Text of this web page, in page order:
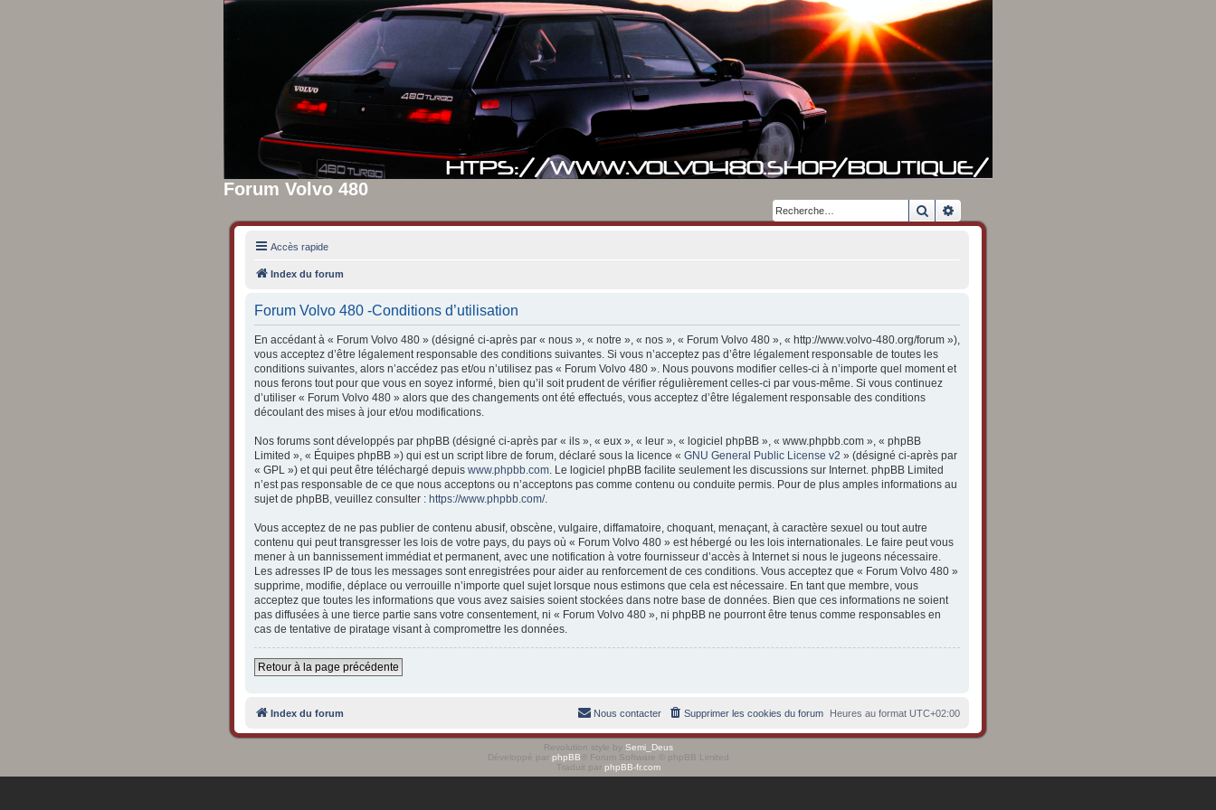
Forum Volvo 480
Rechercher
Accès rapide
Index du forum
Forum Volvo 480 -Conditions d’utilisation
En accédant à « Forum Volvo 480 » (désigné ci-après par « nous », « notre », « nos », « Forum Volvo 480 », « http://www.volvo-480.org/forum »),
vous acceptez d’être légalement responsable des conditions suivantes. Si vous n’acceptez pas d’être légalement responsable de toutes les
conditions suivantes, alors n’accédez pas et/ou n’utilisez pas « Forum Volvo 480 ». Nous pouvons modifier celles-ci à n’importe quel moment et
nous ferons tout pour que vous en soyez informé, bien qu’il soit prudent de vérifier régulièrement celles-ci par vous-même. Si vous continuez
d’utiliser « Forum Volvo 480 » alors que des changements ont été effectués, vous acceptez d’être légalement responsable des conditions
découlant des mises à jour et/ou modifications.
Nos forums sont développés par phpBB (désigné ci-après par « ils », « eux », « leur », « logiciel phpBB », « www.phpbb.com », « phpBB
Limited », « Équipes phpBB ») qui est un script libre de forum, déclaré sous la licence « GNU General Public License v2 » (désigné ci-après par
« GPL ») et qui peut être téléchargé depuis www.phpbb.com. Le logiciel phpBB facilite seulement les discussions sur Internet. phpBB Limited
n’est pas responsable de ce que nous acceptons ou n’acceptons pas comme contenu ou conduite permis. Pour de plus amples informations au
sujet de phpBB, veuillez consulter : https://www.phpbb.com/.
Vous acceptez de ne pas publier de contenu abusif, obscène, vulgaire, diffamatoire, choquant, menaçant, à caractère sexuel ou tout autre
contenu qui peut transgresser les lois de votre pays, du pays où « Forum Volvo 480 » est hébergé ou les lois internationales. Le faire peut vous
mener à un bannissement immédiat et permanent, avec une notification à votre fournisseur d’accès à Internet si nous le jugeons nécessaire.
Les adresses IP de tous les messages sont enregistrées pour aider au renforcement de ces conditions. Vous acceptez que « Forum Volvo 480 »
supprime, modifie, déplace ou verrouille n’importe quel sujet lorsque nous estimons que cela est nécessaire. En tant que membre, vous
acceptez que toutes les informations que vous avez saisies soient stockées dans notre base de données. Bien que ces informations ne soient
pas diffusées à une tierce partie sans votre consentement, ni « Forum Volvo 480 », ni phpBB ne pourront être tenus comme responsables en
cas de tentative de piratage visant à compromettre les données.
Retour à la page précédente
Index du forum Heures au format UTC+02:00
Supprimer les cookies du forum
Nous contacter
Revolution style by Semi_Deus
Développé par phpBB ® Forum Software © phpBB Limited
Traduit par phpBB-fr.com